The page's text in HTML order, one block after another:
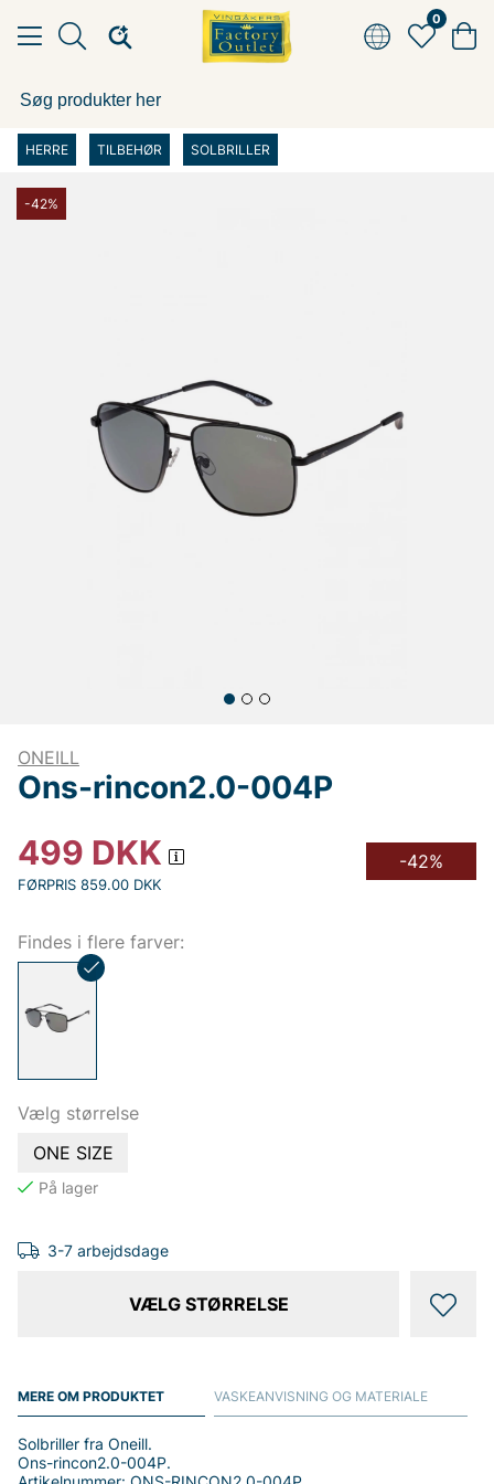
0
HERRE TILBEHØR SOLBRILLER
-42%
ONEILL
Ons-rincon2.0-004P
499 DKK
FØRPRIS 859.00 DKK
-42%
Findes i flere farver:
Vælg størrelse
ONE SIZE
3-7 arbejdsdage
VÆLG STØRRELSE
MERE OM PRODUKTET
Solbriller fra Oneill.
Ons-rincon2.0-004P.
VASKEANVISNING OG MATERIALE